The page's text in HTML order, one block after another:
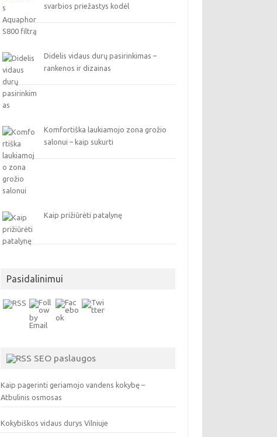
svarbios priežastys kodėl
Didelis vidaus durų pasirinkimas –
rankenos ir dizainas
Komfortiška laukiamojo zona grožio
salonui – kaip sukurti
Kaip prižiūrėti patalynę
Pasidalinimui
SEO paslaugos
Kaip pagerinti geriamojo vandens kokybę –
Atbulinis osmosas
Kokybiškos vidaus durys Vilniuje